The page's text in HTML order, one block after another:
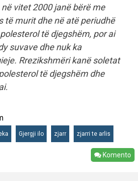
vitet 2000 janë bërë me
të murit dhe në atë periudhë
të djegshëm, por ai
suvave dhe nuk ka
Rrezikshmëri kanë soletat
të djegshëm dhe
Gjergji ilo zjarr zjarri te arlis
Komento